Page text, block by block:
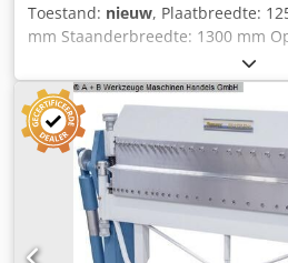
Toestand: nieuw, Plaatbreedte:
mm Staanderbreedte: 1300 mm
Max. buighoek: 155° Totale
handbediend Machinegewicht:
ruimte: ca. 1,4 x 0,8 x 1,3 m
Segmentbuigmachine
mm, 2x75 mm, 2x100 mm, 4x150